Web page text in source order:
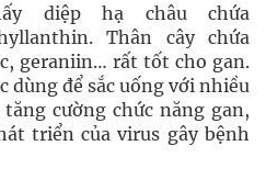
diệp hạ châu chứa
Thân cây chứa
geraniin… rất tốt cho gan.
dùng để sắc uống với nhiều
cường chức năng gan,
triển của virus gây bệnh